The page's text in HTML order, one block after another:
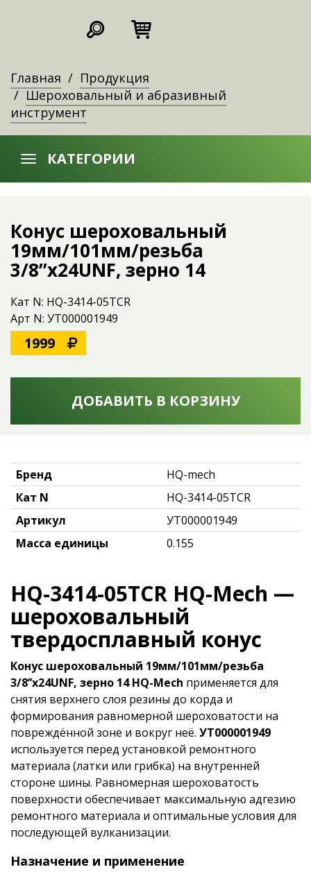
Главная
Продукция
Шероховальный и абразивный
инструмент
КАТЕГОРИИ
Конус шероховальный
19мм/101мм/резьба
3/8’’х24UNF, зерно 14
Кат N: HQ-3414-05TCR
Арт N: УТ000001949
1999
ДОБАВИТЬ В КОРЗИНУ
Бренд
HQ-mech
Кат N
HQ-3414-05TCR
Артикул
УТ000001949
Масса единицы
0.155
HQ-3414-05TCR HQ-Mech —
шероховальный
твердосплавный конус
Конус шероховальный 19мм/101мм/резьба
3/8’’х24UNF, зерно 14 HQ-Mech применяется для
снятия верхнего слоя резины до корда и
формирования равномерной шероховатости на
повреждённой зоне и вокруг неё. УТ000001949
используется перед установкой ремонтного
материала (латки или грибка) на внутренней
стороне шины. Равномерная шероховатость
поверхности обеспечивает максимальную адгезию
ремонтного материала и оптимальные условия для
последующей вулканизации.
Назначение и применение